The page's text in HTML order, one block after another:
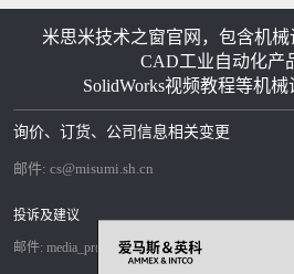
米思米技术之窗官网，包含机械
CAD工业自动化产
SolidWorks视频教程等机
询价、订货、公司信息相关变更
邮件: cs@misumi.sh.cn
投诉及建议
邮件: media_pr@misumi.sh.cn